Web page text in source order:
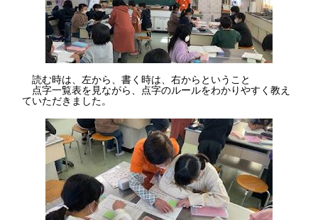
読む時は、左から、書く時は、右からということ
点字一覧表を見ながら、点字のルールをわかりやすく教え
ていただきました。